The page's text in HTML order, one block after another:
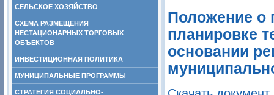
СЕЛЬСКОЕ ХОЗЯЙСТВО
СХЕМА РАЗМЕЩЕНИЯ
НЕСТАЦИОНАРНЫХ ТОРГОВЫХ
ОБЪЕКТОВ
ИНВЕСТИЦИОННАЯ ПОЛИТИКА
МУНИЦИПАЛЬНЫЕ ПРОГРАММЫ
СТРАТЕГИЯ СОЦИАЛЬНО-
Положение о
планировке
основании